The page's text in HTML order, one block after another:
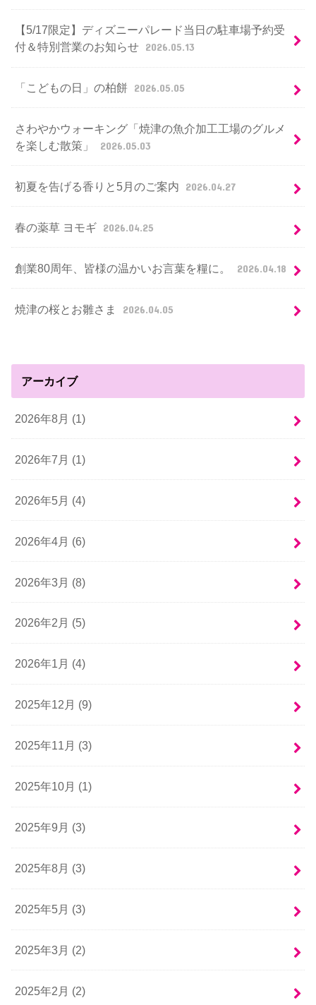
【5/17限定】ディズニーパレード当日の駐車場予約受
付＆特別営業のお知らせ 2026.05.13
「こどもの日」の柏餅 2026.05.05
さわやかウォーキング「焼津の魚介加工工場のグルメ
を楽しむ散策」
2026.05.03
初夏を告げる香りと5月のご案内 2026.04.27
春の薬草 ヨモギ 2026.04.25
創業80周年、皆様の温かいお言葉を糧に。 2026.04.18
焼津の桜とお雛さま 2026.04.05
アーカイブ
2026年8月 (1)
2026年7月 (1)
2026年5月 (4)
2026年4月 (6)
2026年3月 (8)
2026年2月 (5)
2026年1月 (4)
2025年12月 (9)
2025年11月 (3)
2025年10月 (1)
2025年9月 (3)
2025年8月 (3)
2025年5月 (3)
2025年3月 (2)
2025年2月 (2)